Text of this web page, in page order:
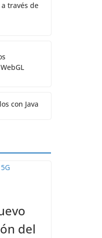
a través de
con Java
del